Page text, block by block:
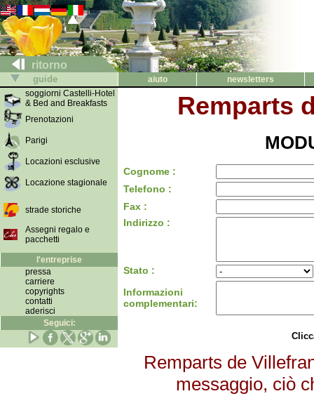
ritorno
guide aiuto
newsletters
soggiorni Castelli-Hotel
& Bed and Breakfasts
Prenotazioni
Parigi
Locazioni esclusive
Locazione stagionale
strade storiche
Assegni regalo e
pacchetti
l'entreprise
pressa
carriere
copyrights
contatti
aderisci
Seguici:
Remparts
Cognome :
Telefono :
Fax :
Indirizzo :
Stato :
Informazioni
complementari:
Remparts de
messaggio, ciò